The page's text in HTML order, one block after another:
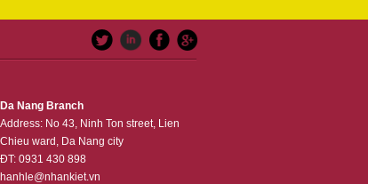
Da Nang Branch
Address: No 43, Ninh Ton street, Lien
Chieu ward, Da Nang city
ĐT: 0931 430 898
hanhle@nhankiet.vn